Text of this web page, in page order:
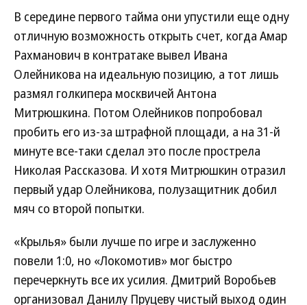
В середине первого тайма они упустили еще одну
отличную возможность открыть счет, когда Амар
Рахманович в контратаке вывел Ивана
Олейникова на идеальную позицию, а тот лишь
размял голкипера москвичей Антона
Митрюшкина. Потом Олейников попробовал
пробить его из-за штрафной площади, а на 31-й
минуте все-таки сделал это после прострела
Николая Рассказова. И хотя Митрюшкин отразил
первый удар Олейникова, полузащитник добил
мяч со второй попытки.
«Крылья» были лучше по игре и заслуженно
повели 1:0, но «Локомотив» мог быстро
перечеркнуть все их усилия. Дмитрий Воробьев
организовал Данилу Пруцеву чистый выход один